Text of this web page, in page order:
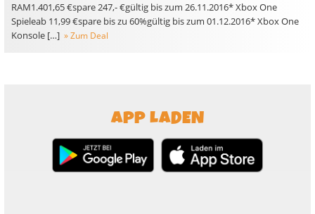
RAM1.401,65 €spare 247,- €gültig bis zum 26.11.2016* Xbox One
Spieleab 11,99 €spare bis zu 60%gültig bis zum 01.12.2016* Xbox One
Konsole […] » Zum Deal
APP LADEN